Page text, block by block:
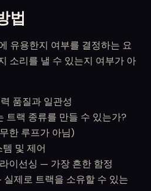
법
유용한지 여부를 결정하는 요
소리를 낼 수 있는지 여부가 아
품질과 일관성
트랙 종류를 만들 수 있는가?
한 루프가 아님)
및 제어
이선싱 — 가장 흔한 함정
제로 트랙을 소유할 수 있는